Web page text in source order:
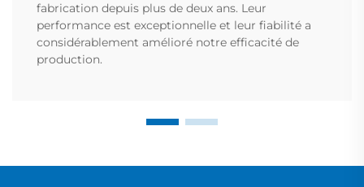
fabrication depuis plus de deux ans. Leur
performance est exceptionnelle et leur fiabilité a
considérablement amélioré notre efficacité de
production.